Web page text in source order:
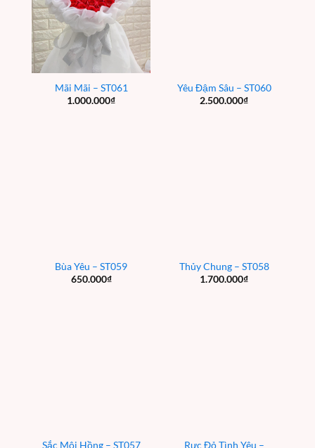
Mãi Mãi – ST061
1.000.000₫
Yêu Đậm Sâu – ST060
2.500.000₫
Bùa Yêu – ST059
650.000₫
Thủy Chung – ST058
1.700.000₫
Sắc Môi Hồng – ST057 Rực Đỏ Tình Yêu –